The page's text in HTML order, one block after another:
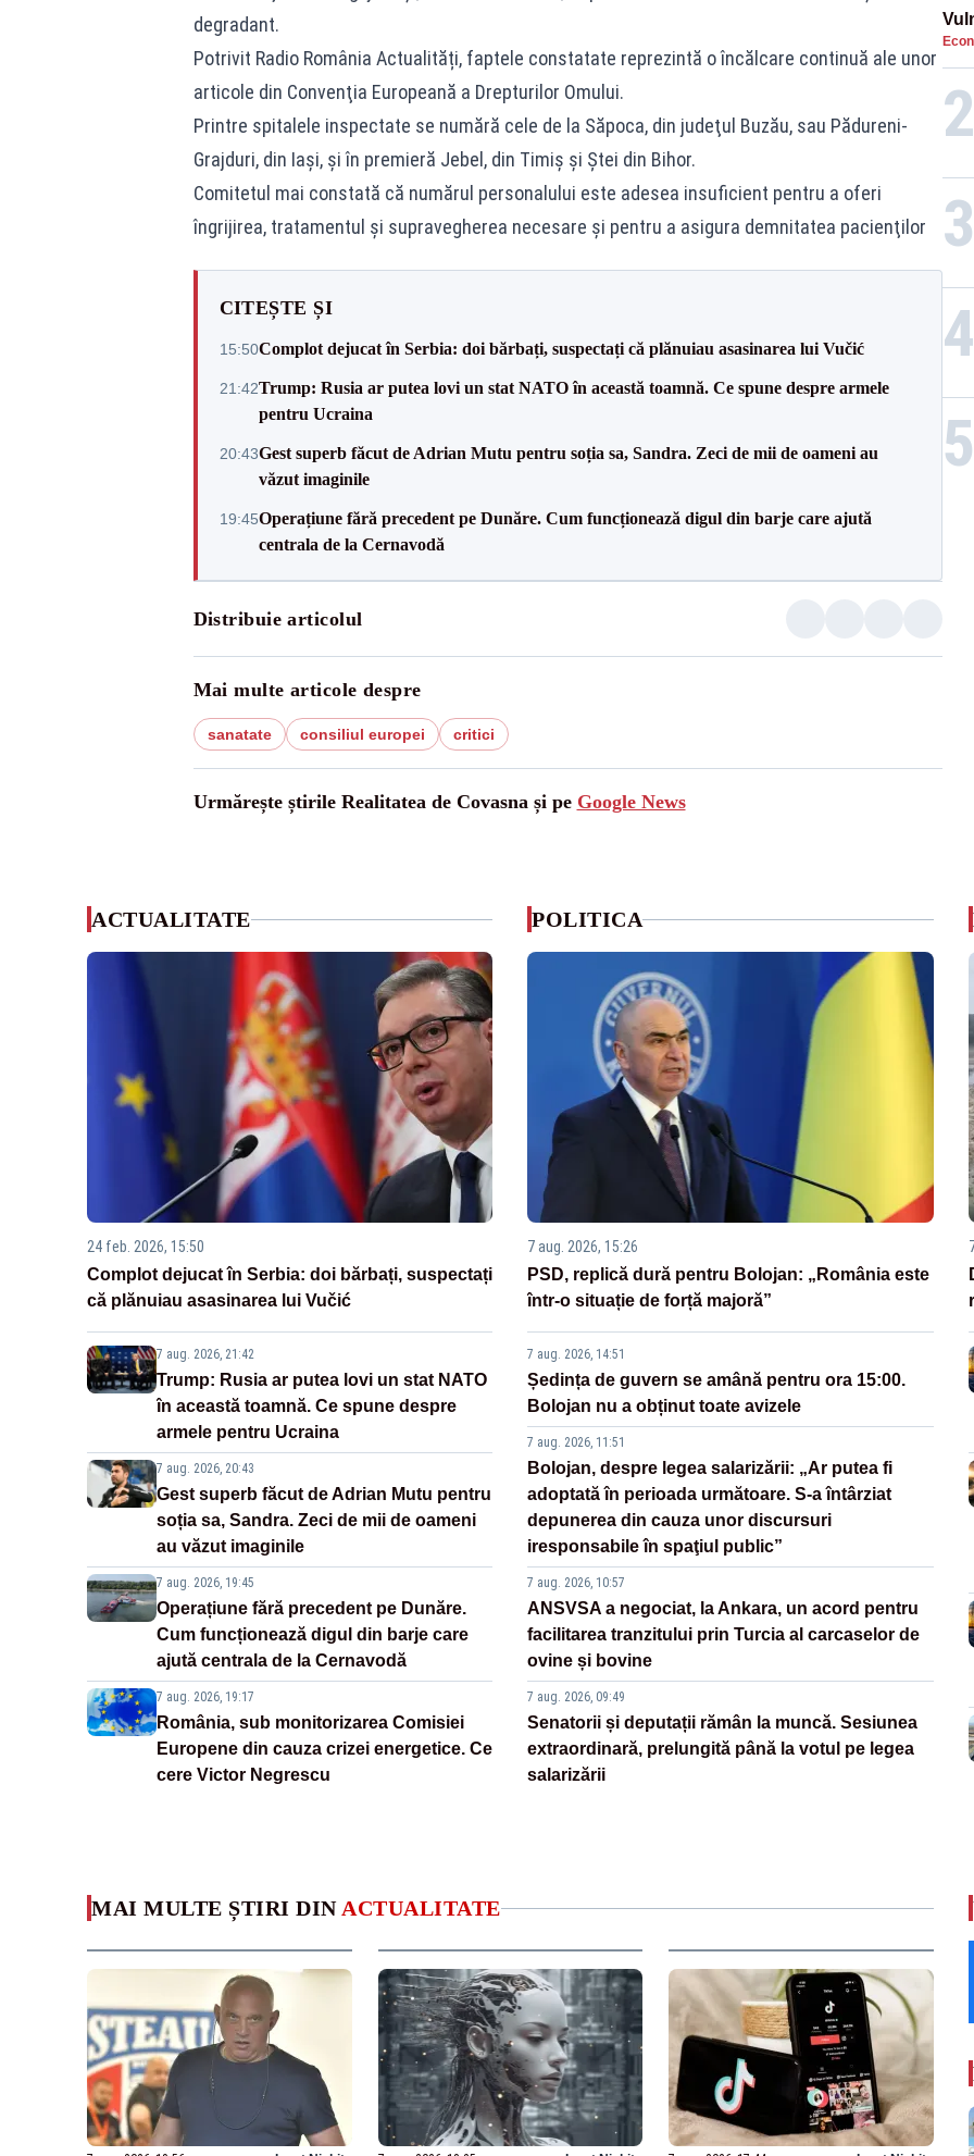
degradant.
Potrivit Radio România Actualități, faptele constatate reprezintă o încălcare continuă ale unor
articole din Convenţia Europeană a Drepturilor Omului.
Printre spitalele inspectate se numără cele de la Săpoca, din judeţul Buzău, sau Pădureni-
Grajduri, din Iaşi, şi în premieră Jebel, din Timiş şi Ştei din Bihor.
Comitetul mai constată că numărul personalului este adesea insuficient pentru a oferi
îngrijirea, tratamentul şi supravegherea necesare şi pentru a asigura demnitatea pacienţilor
CITEȘTE ȘI
15:50Complot dejucat în Serbia: doi bărbați, suspectați că plănuiau asasinarea lui Vučić
21:42Trump: Rusia ar putea lovi un stat NATO în această toamnă. Ce spune despre armele
pentru Ucraina
20:43Gest superb făcut de Adrian Mutu pentru soția sa, Sandra. Zeci de mii de oameni au
văzut imaginile
19:45Operațiune fără precedent pe Dunăre. Cum funcționează digul din barje care ajută
centrala de la Cernavodă
Distribuie articolul
Mai multe articole despre
sanatate consiliul europei critici
Urmărește știrile Realitatea de Covasna și pe Google News
2
3
4
5
ACTUALITATE
24 feb. 2026, 15:50
Complot dejucat în Serbia: doi bărbați, suspectați
că plănuiau asasinarea lui Vučić
7 aug. 2026, 21:42
Trump: Rusia ar putea lovi un stat NATO
în această toamnă. Ce spune despre
armele pentru Ucraina
7 aug. 2026, 20:43
Gest superb făcut de Adrian Mutu pentru
soția sa, Sandra. Zeci de mii de oameni
au văzut imaginile
7 aug. 2026, 19:45
Operațiune fără precedent pe Dunăre.
Cum funcționează digul din barje care
ajută centrala de la Cernavodă
7 aug. 2026, 19:17
România, sub monitorizarea Comisiei
Europene din cauza crizei energetice. Ce
cere Victor Negrescu
POLITICA
7 aug. 2026, 15:26
PSD, replică dură pentru Bolojan: „România este
într-o situație de forță majoră”
7 aug. 2026, 14:51
Ședința de guvern se amână pentru ora 15:00.
Bolojan nu a obținut toate avizele
7 aug. 2026, 11:51
Bolojan, despre legea salarizării: „Ar putea fi
adoptată în perioada următoare. S-a întârziat
depunerea din cauza unor discursuri
iresponsabile în spaţiul public”
7 aug. 2026, 10:57
ANSVSA a negociat, la Ankara, un acord pentru
facilitarea tranzitului prin Turcia al carcaselor de
ovine și bovine
7 aug. 2026, 09:49
Senatorii și deputații rămân la muncă. Sesiunea
extraordinară, prelungită până la votul pe legea
salarizării
MAI MULTE ȘTIRI DIN ACTUALITATE